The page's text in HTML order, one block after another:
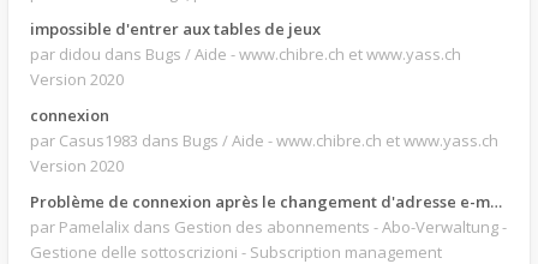
impossible d'entrer aux tables de jeux
par didou dans Bugs / Aide - www.chibre.ch et www.yass.ch
Version 2020
connexion
par Casus1983 dans Bugs / Aide - www.chibre.ch et www.yass.ch
Version 2020
Problème de connexion après le changement d'adresse e-mail.
par Pamelalix dans Gestion des abonnements - Abo-Verwaltung -
Gestione delle sottoscrizioni - Subscription management